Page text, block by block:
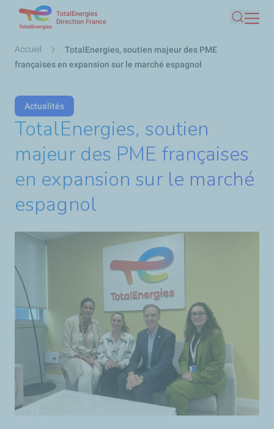
contenu
principal
TotalEnergies
Direction France
Fil
d'Ariane
Accueil
TotalEnergies, soutien majeur des PME
françaises en expansion sur le marché espagnol
Actualités
TotalEnergies, soutien
majeur des PME françaises
en expansion sur le marché
espagnol